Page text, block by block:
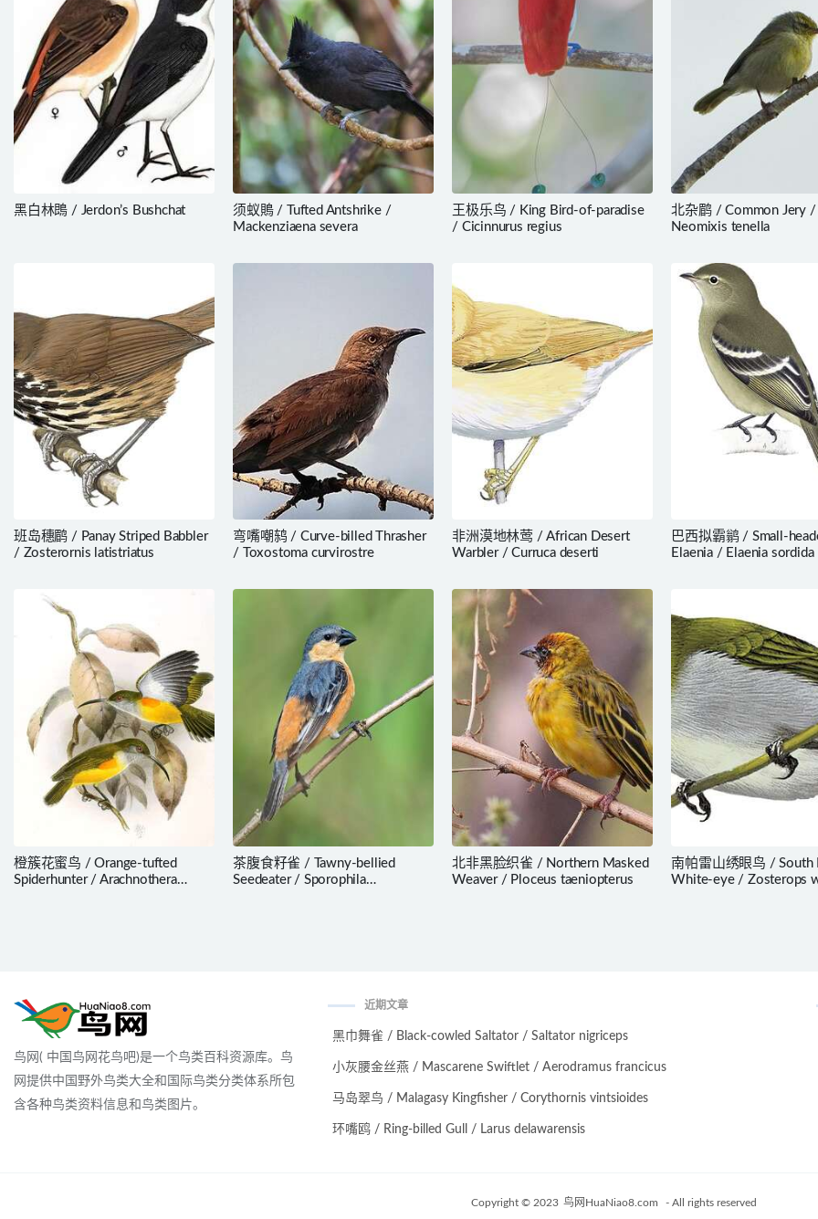
黑白林鵖 / Jerdon’s Bushchat
须蚁鵙 / Tufted Antshrike /
Mackenziaena severa
王极乐鸟 / King Bird-of-paradise
/ Cicinnurus regius
北杂鹛 / Common Jery /
Neomixis tenella
班岛穗鹛 / Panay Striped Babbler
/ Zosterornis latistriatus
弯嘴嘲鸫 / Curve-billed Thrasher
/ Toxostoma curvirostre
非洲漠地林莺 / African Desert
Warbler / Curruca deserti
巴西拟霸鹟 / Small-
Elaenia / Elaenia sordida
橙簇花蜜鸟 / Orange-tufted
Spiderhunter / Arachnothera
茶腹食籽雀 / Tawny-bellied
Seedeater / Sporophila
北非黑脸织雀 / Northern Masked
Weaver / Ploceus taeniopterus
南帕雷山绣眼鸟 / South
White-eye / Zosterops
鸟网( 中国鸟网花鸟吧)是一个鸟类百科资源库。鸟
网提供中国野外鸟类大全和国际鸟类分类体系所包
含各种鸟类资料信息和鸟类图片。
近期文章
黑巾舞雀 / Black-cowled Saltator / Saltator nigriceps
小灰腰金丝燕 / Mascarene Swiftlet / Aerodramus francicus
马岛翠鸟 / Malagasy Kingfisher / Corythornis vintsioides
环嘴鸥 / Ring-billed Gull / Larus delawarensis
Copyright © 2023 鸟网HuaNiao8.com - All rights reserved